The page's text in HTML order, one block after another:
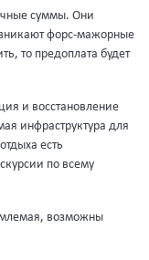
суммы. Они
форс-мажорные
то предоплата будет
и восстановление
инфраструктура для
есть
по всему
возможны